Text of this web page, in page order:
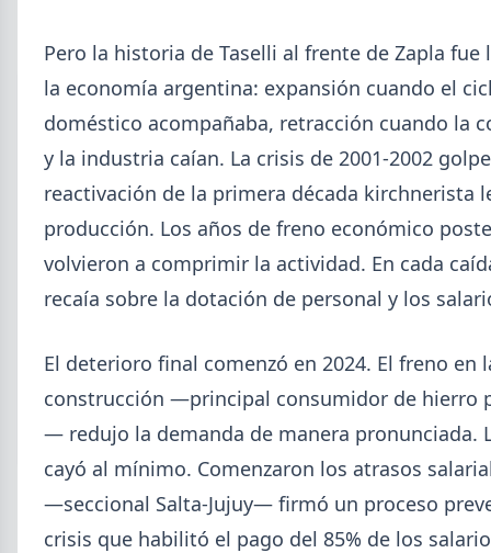
2026
Agosto (4)
Julio (9)
Junio (19)
Enero (2)
2025
VER TODO
muestra signos de estrés
Paritaria UOM agosto 2026: sin acuerdo, siguen vigentes los
valores de abril
Día de la Siderurgia: cómo llega el sector al aniversario 78 del
legado de Savio
San Isidro
Informe ADIMRA junio 2026: la producción metalúrgica cayó
Pero la historia de Taselli al frente de Zapla fue
la economía argentina: expansión cuando el
doméstico acompañaba, retracción cuando la
y la industria caían. La crisis de 2001-2002
reactivación de la primera década kirchnerista
producción. Los años de freno económico
volvieron a comprimir la actividad. En cada
recaía sobre la dotación de personal y los
El deterioro final comenzó en 2024. El freno en
construcción —principal consumidor de hierro
— redujo la demanda de manera pronunciada.
cayó al mínimo. Comenzaron los atrasos
—seccional Salta-Jujuy— firmó un proceso
crisis que habilitó el pago del 85% de los